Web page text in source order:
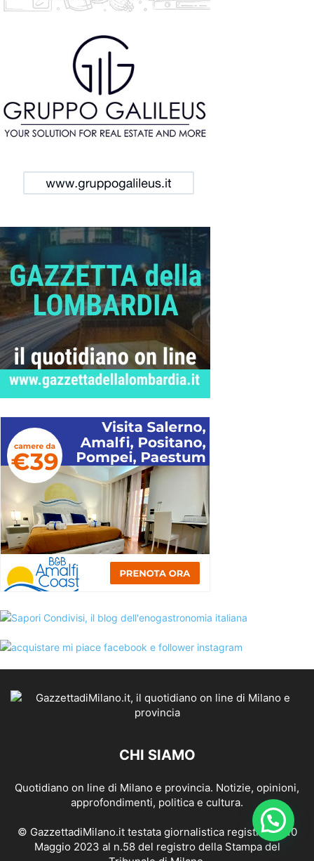
CHI SIAMO
Quotidiano on line di Milano e provincia. Notizie, opinioni,
approfondimenti, politica e cultura.
© GazzettadiMilano.it testata giornalistica registrata il 10
Maggio 2023 al n.58 del registro della Stampa del